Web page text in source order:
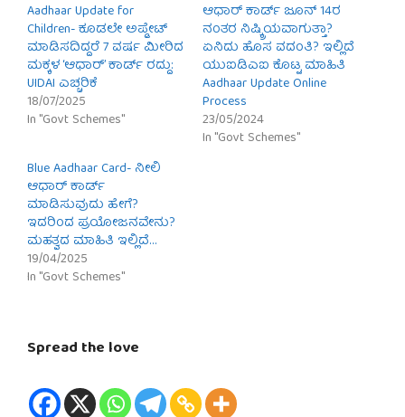
Aadhaar Update for
Children- ಕೂಡಲೇ ಅಪ್ಡೇಟ್
ಮಾಡಿಸದಿದ್ದರೆ 7 ವರ್ಷ ಮೀರಿದ
ಮಕ್ಕಳ ‘ಆಧಾರ್’ ಕಾರ್ಡ್ ರದ್ದು:
UIDAI ಎಚ್ಚರಿಕೆ
18/07/2025
In "Govt Schemes"
ಆಧಾರ್ ಕಾರ್ಡ್ ಜೂನ್ 14ರ
ನಂತರ ನಿಷ್ಕ್ರಿಯವಾಗುತ್ತಾ?
ಏನಿದು ಹೊಸ ವದಂತಿ? ಇಲ್ಲಿದೆ
ಯುಐಡಿಎಐ ಕೊಟ್ಟ ಮಾಹಿತಿ
Aadhaar Update Online
Process
23/05/2024
In "Govt Schemes"
Blue Aadhaar Card- ನೀಲಿ
ಆಧಾರ್ ಕಾರ್ಡ್
ಮಾಡಿಸುವುದು ಹೇಗೆ?
ಇದರಿಂದ ಪ್ರಯೋಜನವೇನು?
ಮಹತ್ವದ ಮಾಹಿತಿ ಇಲ್ಲಿದೆ…
19/04/2025
In "Govt Schemes"
Spread the love